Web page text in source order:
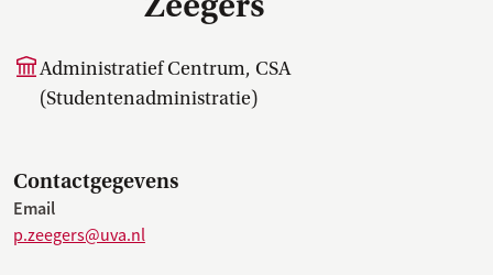
Administratief Centrum, CSA
(Studentenadministratie)
Contactgegevens
Email
p.zeegers@uva.nl